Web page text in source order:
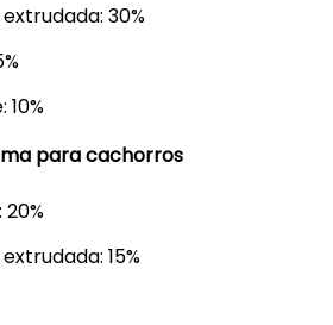
30%
para cachorros
15%